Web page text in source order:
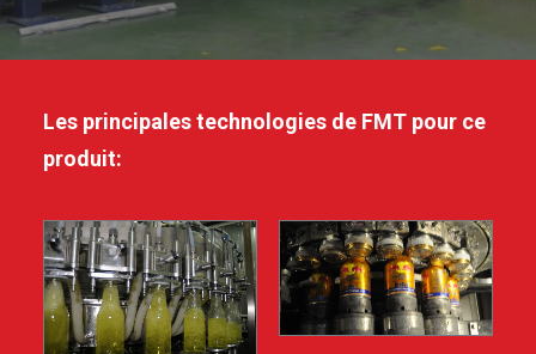
Les principales technologies de FMT pour ce
produit: